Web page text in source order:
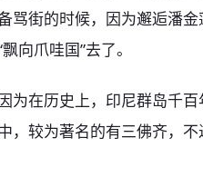
骂街的时候，因为邂逅潘
向爪哇国”去了。
为在历史上，印尼群岛千
较为著名的有三佛齐，不